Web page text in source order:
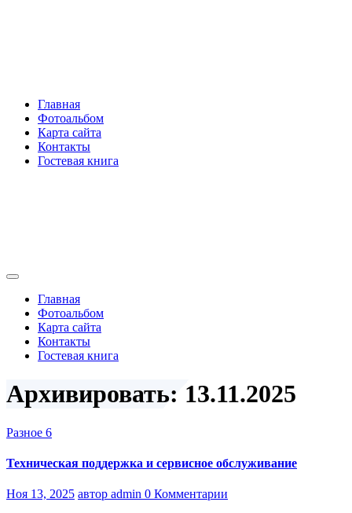
Главная
Фотоальбом
Карта сайта
Контакты
Гостевая книга
Главная
Фотоальбом
Карта сайта
Контакты
Гостевая книга
Архивировать: 13.11.2025
Разное 6
Техническая поддержка и сервисное обслуживание
Ноя 13, 2025 автор admin 0 Комментарии